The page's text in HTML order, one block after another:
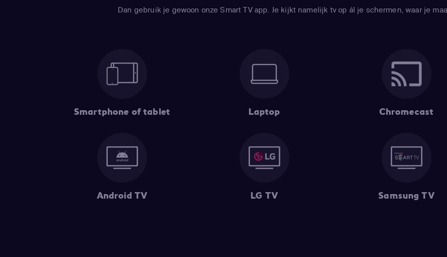
Dan gebruik je gewoon onze Smart TV app. Je kijkt namelijk tv op ál je schermen, waar je
Smartphone of tablet Laptop Chromecast
Android TV LG TV Samsung TV